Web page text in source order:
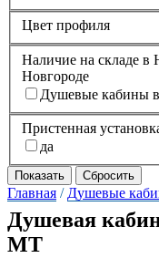
Цвет профиля
Наличие на складе
Новгороде
Душевые кабины
Пристенная
да
Главная /Душевые
Душевая
MT